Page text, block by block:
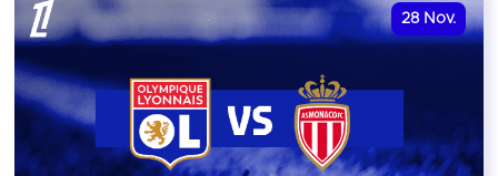
28 Nov.